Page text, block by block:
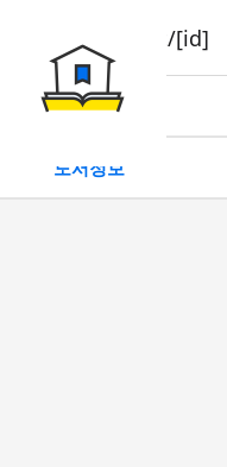
book/rent/[id]
대여
도서정보